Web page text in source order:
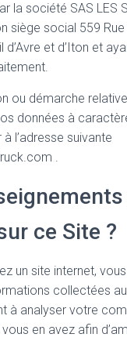
la société SAS LES
siège social 559
et d’Iton et
ou démarche
données à
l’adresse suivante
.
ce Site ?
un site internet,
collectées
à analyser votre
en avez afin